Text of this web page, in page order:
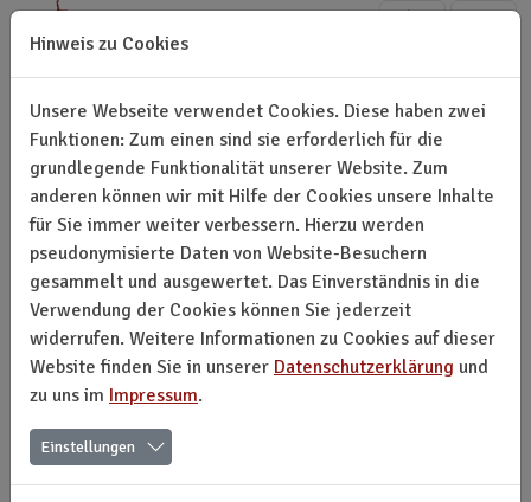
Direkt zur Hauptnavigation springen
Direkt zum Inhalt springen
Jahresversammlung / Jahresbericht
Dienstag, 5. Mai 2026, 18 Uhr im TAK
Rückblick auf ein erfolgreiches Jubiläumsjahr mit
einzigartigen Projekten
Inspirierende Jahresversammlung der Assitej Liechtenstein
Am 5. Mai 2026 fand die 21. Jahresversammlung der
ASSITEJ Liechtenstein im Foyer des TAK Theater
Liechtenstein statt. Präsident Georg Biedermann blickte mit
dem Vorstand auf ein erfolgreiches Jubiläumsjahr 2025
Hinweis zu Cookies
Unsere Webseite verwendet Cookies. Diese haben zwei
Funktionen: Zum einen sind sie erforderlich für die
grundlegende Funktionalität unserer Website. Zum
anderen können wir mit Hilfe der Cookies unsere Inhalte
für Sie immer weiter verbessern. Hierzu werden
pseudonymisierte Daten von Website-Besuchern
gesammelt und ausgewertet. Das Einverständnis in die
Verwendung der Cookies können Sie jederzeit
widerrufen. Weitere Informationen zu Cookies auf dieser
Website finden Sie in unserer Datenschutzerklärung und
zu uns im Impressum.
Einstellungen